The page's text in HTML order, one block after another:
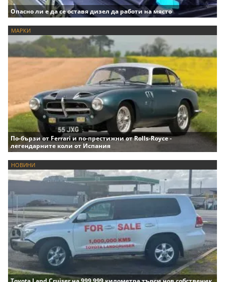
Опасно ли е да се оставя дизел да работи на място
МАРКИ
По-бързи от Ferrari и по-престижни от Rolls-Royce -
легендарните коли от Испания
НОВИНИ